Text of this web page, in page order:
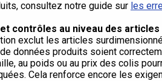
consultez notre guide sur les
contrôles au niveau des articles
exclut les articles
données produits soient
au poids ou au prix des colis
Cela renforce encore les